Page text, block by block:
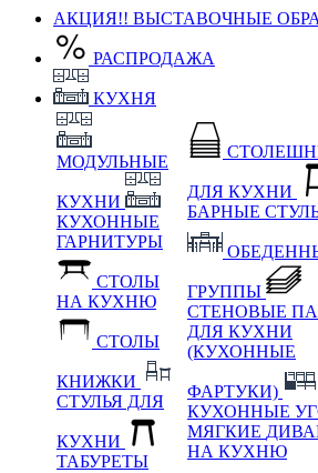
АКЦИЯ!! ВЫСТАВОЧНЫЕ
РАСПРОДАЖА
КУХНЯ
МОДУЛЬНЫЕ
КУХНИ
КУХОННЫЕ
ГАРНИТУРЫ
СТОЛЫ
НА КУХНЮ
СТОЛЫ
КНИЖКИ
СТУЛЬЯ ДЛЯ
КУХНИ
ТАБУРЕТЫ
ДЛЯ КУХНИ
БАРНЫЕ
ГРУППЫ
СТЕНОВЫЕ
ДЛЯ КУХНИ
(КУХОННЫЕ
ФАРТУКИ)
КУХОННЫЕ
МЯГКИЕ
НА КУХНЮ